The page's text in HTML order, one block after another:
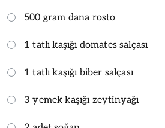
500 gram dana rosto
1 tatlı kaşığı domates salçası
1 tatlı kaşığı biber salçası
3 yemek kaşığı zeytinyağı